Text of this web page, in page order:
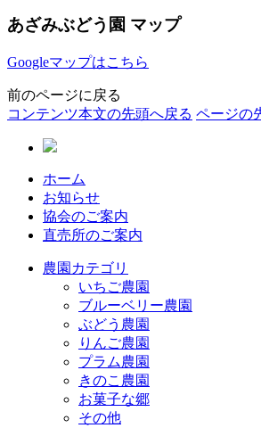
あざみぶどう園 マップ
Googleマップはこちら
前のページに戻る
コンテンツ本文の先頭へ戻る ページの
ホーム
お知らせ
協会のご案内
直売所のご案内
農園カテゴリ
いちご農園
ブルーベリー農園
ぶどう農園
りんご農園
プラム農園
きのこ農園
お菓子な郷
その他